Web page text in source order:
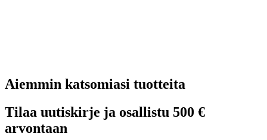
Aiemmin katsomiasi tuotteita
Tilaa uutiskirje ja osallistu 500 €
arvontaan